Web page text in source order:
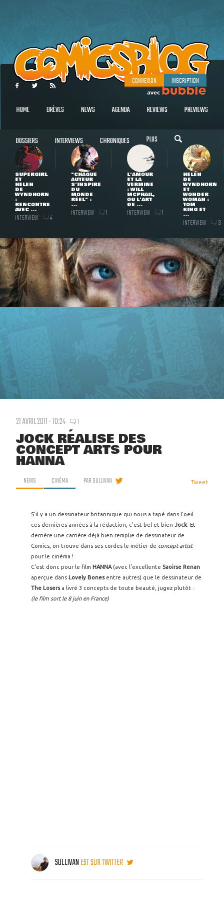
CONNEXION INSCRIPTION
HOME BRÈVES NEWS AGENDA REVIEWS PREVIEWS
DOSSIERS INTERVIEWS CHRONIQUES PLUS
SUPERGIRL
ET
HELEN
DE
WYNDHORN
:
RENCONTRE
AVEC ...
INTERVIEW 4
"CHAQUE
AUTEUR
S'INSPIRE
DU
MONDE
RÉEL" :
...
INTERVIEW 1
L'AMOUR
ET LA
VERMINE
: WILL
MCPHAIL,
OU L'ART
DE ...
INTERVIEW 1
HELEN
DE
WYNDHORN
ET
WONDER
WOMAN :
TOM
KING ET
...
INTERVIEW 3
21 AVRIL 2011 - 10:24 1
JOCK RÉALISE DES
CONCEPT ARTS POUR
HANNA
NEWS CINÉMA PARSULLIVAN Tweet
S'il y a un dessinateur britannique qui nous a tapé dans l'oeil
ces dernières années à la rédaction, c'est bel et bien Jock . Et
derrière une carrière déjà bien remplie de dessinateur de
Comics, on trouve dans ses cordes le métier de concept artist
pour le cinéma !
C'est donc pour le film HANNA(avec l'excellente Saoirse Renan
aperçue dans Lovely Bonesentre autres) que le dessinateur de
The Losersa livré 3 concepts de toute beauté, jugez plutôt :
(le film sort le 8 juin en France)
SULLIVANEST SUR TWITTER